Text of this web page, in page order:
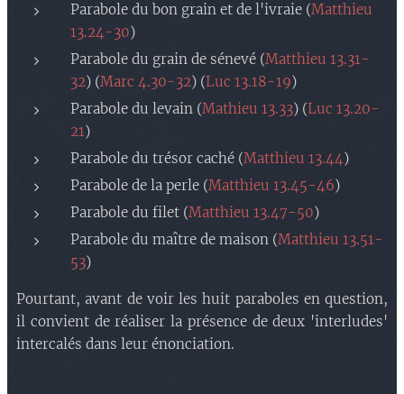
Parabole du bon grain et de l'ivraie (Matthieu
13.24-30)
Parabole du grain de sénevé (Matthieu 13.31-
32) (Marc 4.30-32) (Luc 13.18-19)
Parabole du levain (Mathieu 13.33) (Luc 13.20-
21)
Parabole du trésor caché (Matthieu 13.44)
Parabole de la perle (Matthieu 13.45-46)
Parabole du filet (Matthieu 13.47-50)
Parabole du maître de maison (Matthieu 13.51-
53)
Pourtant, avant de voir les huit paraboles en question,
il convient de réaliser la présence de deux 'interludes'
intercalés dans leur énonciation.